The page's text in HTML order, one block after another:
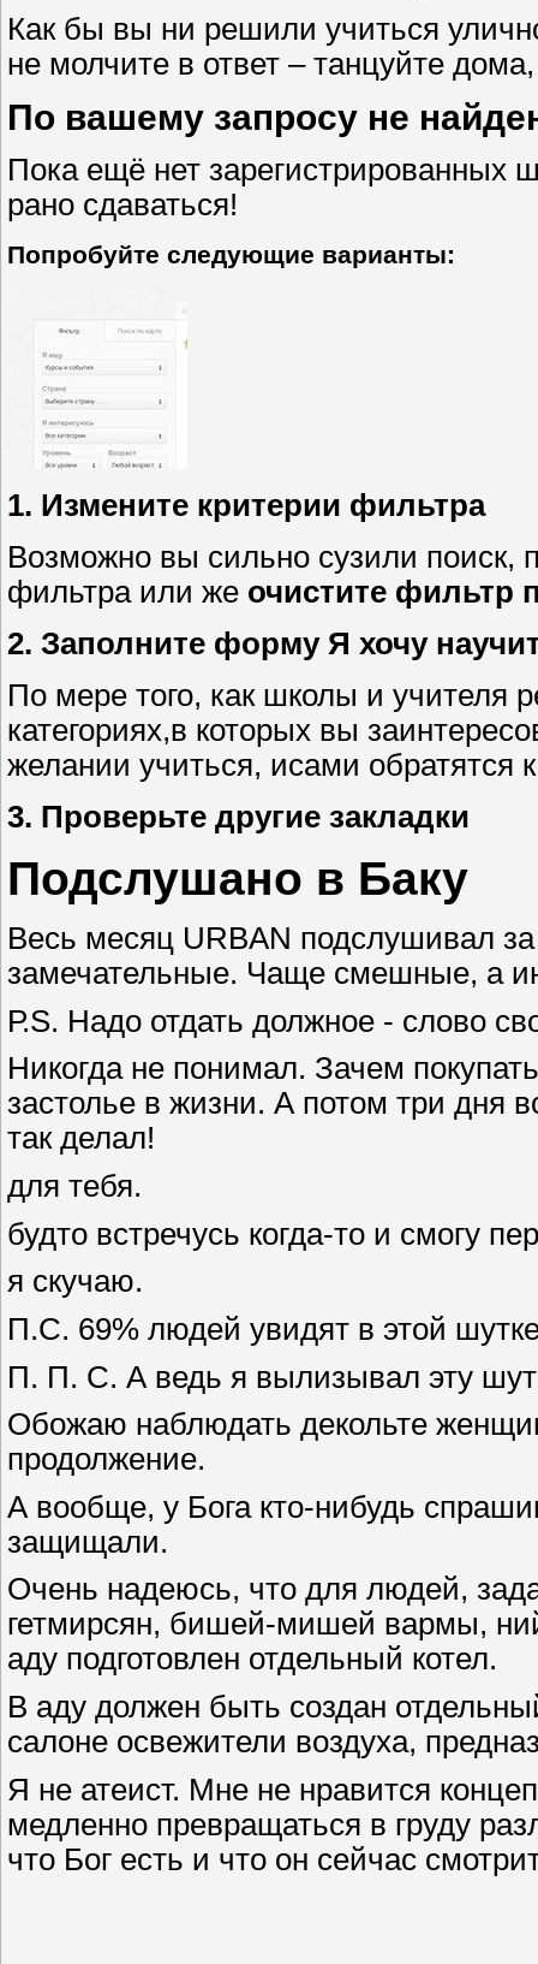
Как бы вы ни решили учиться
не молчите в ответ – танцуйте
По вашему запросу не
Пока ещё нет зарегистрированных
рано сдаваться!
Попробуйте следующие варианты:
1. Измените критерии фильтра
Возможно вы сильно сузили поиск,
фильтра или же очистите фильтр
2. Заполните форму Я хочу
По мере того, как школы и учителя
категориях,в которых вы
желании учиться, исами обратятся
3. Проверьте другие закладки
Подслушано в Баку
Весь месяц URBAN подслушивал
замечательные. Чаще смешные, а
Р.S. Надо отдать должное - слово
Никогда не понимал. Зачем
застолье в жизни. А потом три дня
так делал!
для тебя.
будто встречусь когда-то и смогу
я скучаю.
П.С. 69% людей увидят в этой
П. П. С. А ведь я вылизывал эту
Обожаю наблюдать декольте
продолжение.
А вообще, у Бога кто-нибудь
защищали.
Очень надеюсь, что для людей,
гетмирсян, бишей-мишей вармы,
аду подготовлен отдельный котел.
В аду должен быть создан
салоне освежители воздуха,
Я не атеист. Мне не нравится
медленно превращаться в груду
что Бог есть и что он сейчас